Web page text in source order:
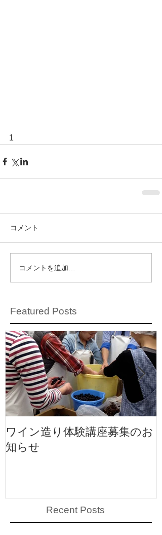
1
コメント
コメントを追加…
Featured Posts
ワイン造り体験講座募集のお
知らせ
Recent Posts